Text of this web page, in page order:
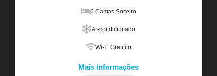
2 Camas Solteiro
Ar-condicionado
Wi-Fi Gratuíto
Mais informações